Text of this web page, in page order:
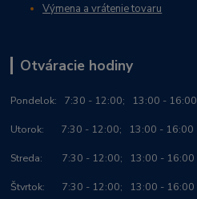
Výmena a vrátenie tovaru
Otváracie hodiny
Pondelok: 7:30 - 12:00; 13:00 - 16:00
Utorok: 7:30 - 12:00; 13:00 - 16:00
Streda: 7:30 - 12:00; 13:00 - 16:00
Štvrtok: 7:30 - 12:00; 13:00 - 16:00